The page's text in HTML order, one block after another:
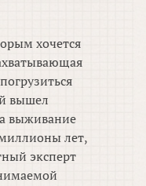
хочется
вышел
выживание
лет,
эксперт